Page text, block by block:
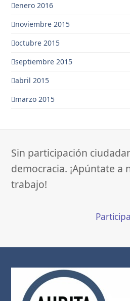
enero 2016
noviembre 2015
octubre 2015
septiembre 2015
abril 2015
marzo 2015
Sin participación
democracia. ¡Apúntate a
trabajo!
Participa